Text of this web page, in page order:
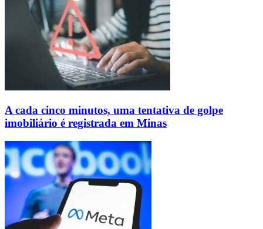
A cada cinco minutos, uma tentativa de golpe
imobiliário é registrada em Minas